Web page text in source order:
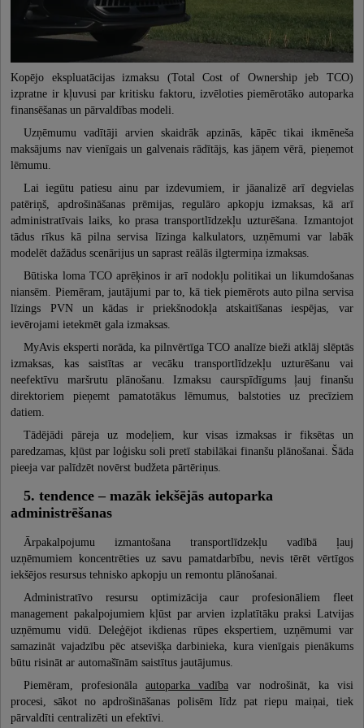
Kopējo ekspluatācijas izmaksu (Total Cost of Ownership jeb TCO)
izpratne ir kļuvusi par kritisku faktoru, izvēloties piemērotāko autoparka
finansēšanas un pārvaldības modeli.
Uzņēmumu vadītāji arvien skaidrāk apzinās, kāpēc tikai ikmēneša
maksājums nav vienīgais un galvenais rādītājs, kas jāņem vērā, pieņemot
lēmumu.
Lai iegūtu patiesu ainu par izdevumiem, ir jāanalizē arī degvielas
patēriņš, apdrošināšanas prēmijas, regulāro apkopju izmaksas, kā arī
administratīvais laiks, ko prasa transportlīdzekļu uzturēšana. Izmantojot
tādus rīkus kā pilna servisa līzinga kalkulators, uzņēmumi var labāk
modelēt dažādus scenārijus un saprast reālās ilgtermiņa izmaksas.
Būtiska loma TCO aprēķinos ir arī nodokļu politikai un likumdošanas
niansēm. Piemēram, jautājumi par to, kā tiek piemērots auto pilna servisa
līzings PVN un kādas ir priekšnodokļa atskaitīšanas iespējas, var
ievērojami ietekmēt gala izmaksas.
MyAvis eksperti norāda, ka pilnvērtīga TCO analīze bieži atklāj slēptās
izmaksas, kas saistītas ar vecāku transportlīdzekļu uzturēšanu vai
neefektīvu maršrutu plānošanu. Izmaksu caurspīdīgums ļauj finanšu
direktoriem pieņemt pamatotākus lēmumus, balstoties uz precīziem
datiem.
Tādējādi pāreja uz modeļiem, kur visas izmaksas ir fiksētas un
paredzamas, kļūst par loģisku soli pretī stabilākai finanšu plānošanai. Šāda
pieeja var palīdzēt novērst budžeta pārtēriņus.
5. tendence – mazāk iekšējās autoparka
administrēšanas
Ārpakalpojumu izmantošana transportlīdzekļu vadībā ļauj
uzņēmumiem koncentrēties uz savu pamatdarbību, nevis tērēt vērtīgos
iekšējos resursus tehnisko apkopju un remontu plānošanai.
Administratīvo resursu optimizācija caur profesionāliem fleet
management pakalpojumiem kļūst par arvien izplatītāku praksi Latvijas
uzņēmumu vidū. Deleģējot ikdienas rūpes ekspertiem, uzņēmumi var
samazināt vajadzību pēc atsevišķa darbinieka, kura vienīgais pienākums
būtu risināt ar automašīnām saistītus jautājumus.
Piemēram, profesionālaautoparka vadība var nodrošināt, ka visi
procesi, sākot no apdrošināšanas polisēm līdz pat riepu maiņai, tiek
pārvaldīti centralizēti un efektīvi.